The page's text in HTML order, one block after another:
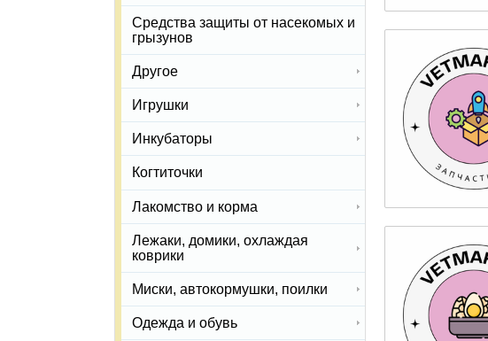
Средства защиты от насекомых и
грызунов
Другое
Игрушки
Инкубаторы
Когтиточки
Лакомство и корма
Лежаки, домики, охлаждая
коврики
Миски, автокормушки, поилки
Одежда и обувь